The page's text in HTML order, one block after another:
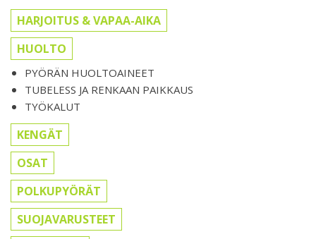
HARJOITUS & VAPAA-AIKA
HUOLTO
PYÖRÄN HUOLTOAINEET
TUBELESS JA RENKAAN PAIKKAUS
TYÖKALUT
KENGÄT
OSAT
POLKUPYÖRÄT
SUOJAVARUSTEET